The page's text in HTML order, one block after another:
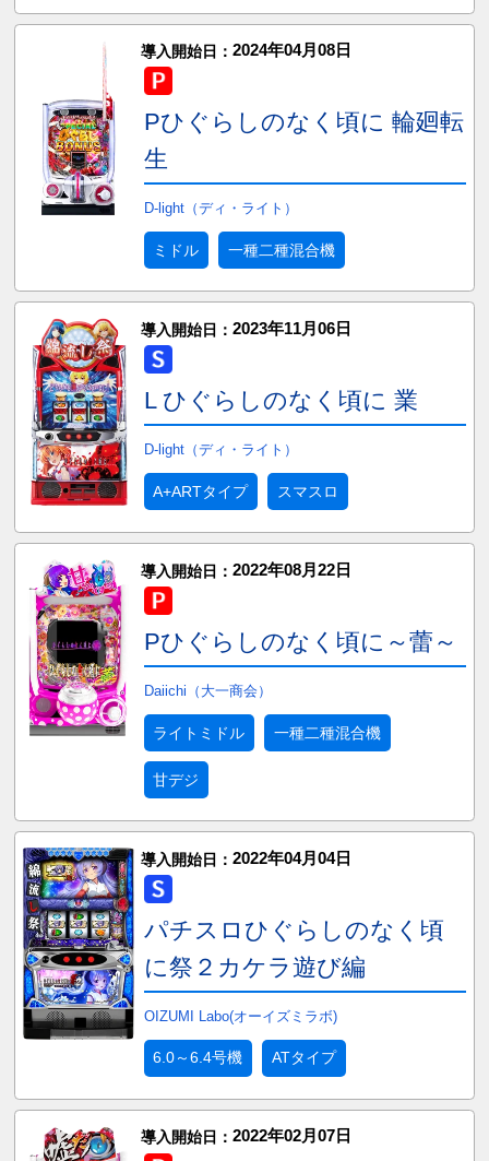
導入開始日： 2024年04月08日
Pひぐらしのなく頃に 輪廻転
生
D-light（ディ・ライト）
ミドル 一種二種混合機
導入開始日： 2023年11月06日
L ひぐらしのなく頃に 業
D-light（ディ・ライト）
A+ARTタイプ スマスロ
導入開始日： 2022年08月22日
Pひぐらしのなく頃に～蕾～
Daiichi（大一商会）
ライトミドル 一種二種混合機
甘デジ
導入開始日： 2022年04月04日
パチスロひぐらしのなく頃
に祭２カケラ遊び編
OIZUMI Labo(オーイズミラボ)
6.0～6.4号機 ATタイプ
導入開始日： 2022年02月07日